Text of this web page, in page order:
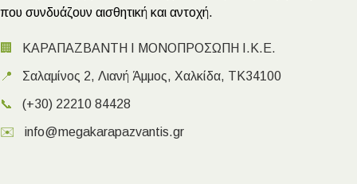
που συνδυάζουν αισθητική και αντοχή.
🏢 ΚΑΡΑΠΑΖΒΑΝΤΗ Ι ΜΟΝΟΠΡΟΣΩΠΗ Ι.Κ.Ε.
📍 Σαλαμίνος 2, Λιανή Άμμος, Χαλκίδα, ΤΚ34100
📞 (+30) 22210 84428
✉️ info@megakarapazvantis.gr